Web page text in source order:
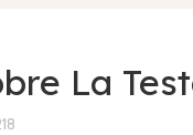
La